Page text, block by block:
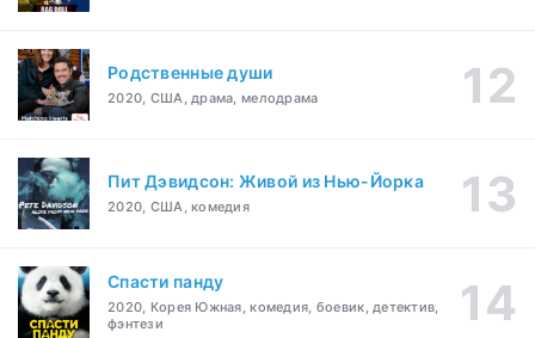
Родственные души
2020, США, драма, мелодрама
Пит Дэвидсон: Живой из Нью-Йорка
2020, США, комедия
Спасти панду
2020, Корея Южная, комедия, боевик, детектив,
фэнтези